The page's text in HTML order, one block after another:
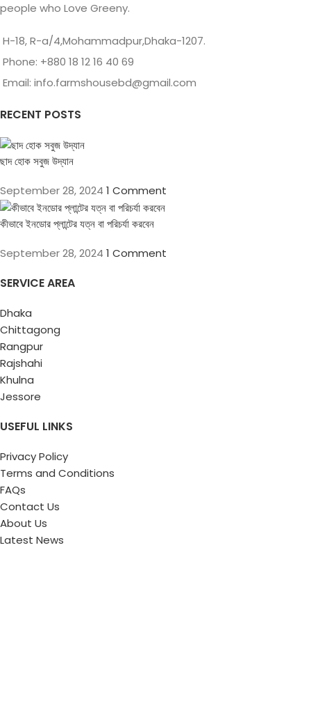
people who Love Greeny.
H-18, R-a/4,Mohammadpur,Dhaka-1207.
Phone: +880 18 12 16 40 69
Email: info.farmshousebd@gmail.com
RECENT POSTS
ছাদ হোক সবুজ উদ্যান
September 28, 2024 1 Comment
কীভাবে ইনডোর প্লান্টের যত্ন বা পরিচর্যা করবেন
September 28, 2024 1 Comment
SERVICE AREA
Dhaka
Chittagong
Rangpur
Rajshahi
Khulna
Jessore
USEFUL LINKS
Privacy Policy
Terms and Conditions
FAQs
Contact Us
About Us
Latest News